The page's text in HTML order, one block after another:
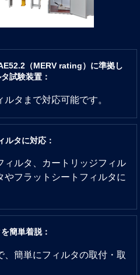
（MERV rating）に準拠し
試験装置：
タまで対応可能です。
ルタに対応：
ィルタ、カートリッジフィル
やフラットシートフィルタに
簡単着脱：
、簡単にフィルタの取付・取